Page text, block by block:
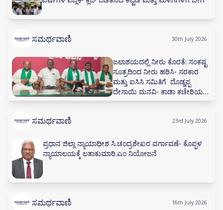
ಸಮರ್ಥವಾಣಿ 30th July 2026
ಜಲಾಶಯದಲ್ಲಿ ನೀರು ಕೊರತೆ: ಸಂಕಷ್ಟ
ಸೂತ್ರದಿಂದ ನೀರು ಹರಿಸಿ- ಸರಕಾರ
ಮತ್ತು ಐಸಿಸಿ ಸಮಿತಿಗೆ ದೊಡ್ಡಪ್ಪ
ದೇಸಾಯಿ ಮನವಿ- ಕಾಡಾ ಕಚೇರಿಯಲ್ಲಿ
ನೀರಾವರಿ ಸಲಹಾ ಸಮಿತಿ ಸಭೆ ನಡೆಸಲು
ಸಮರ್ಥವಾಣಿ 23rd July 2026
ಪ್ರಧಾನ ಜಿಲ್ಲಾ ನ್ಯಾಯಾಧೀಶ ಸಿ.ಚಂದ್ರಶೇಖರ ವರ್ಗಾವಣೆ- ಕೊಪ್ಪಳ
ನ್ಯಾಯಾಲಯಕ್ಕೆ ಲತಾಕುಮಾರಿ.ಎಂ ನಿಯೋಜನೆ
ಸಮರ್ಥವಾಣಿ 16th July 2026